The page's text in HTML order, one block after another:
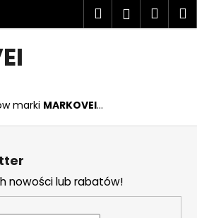
SzukajZaloguj
marki MARKOVEI...
nowości lub rabatów!